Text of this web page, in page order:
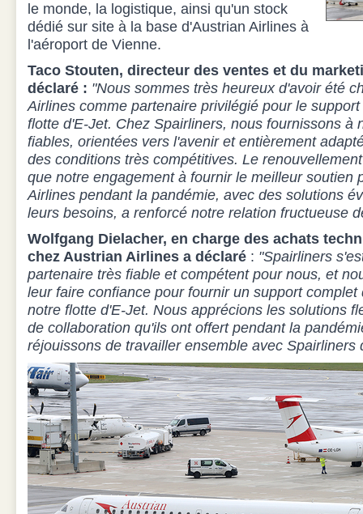
le monde, la logistique, ainsi qu'un stock
dédié sur site à la base d'Austrian Airlines à
l'aéroport de Vienne.
Taco Stouten, directeur des ventes et du
déclaré : "Nous sommes très heureux d'avoir été
Airlines comme partenaire privilégié pour le
flotte d'E-Jet. Chez Spairliners, nous fournissons à
fiables, orientées vers l'avenir et entièrement
des conditions très compétitives. Le
que notre engagement à fournir le meilleur soutien
Airlines pendant la pandémie, avec des solutions
leurs besoins, a renforcé notre relation fructueuse
Wolfgang Dielacher, en charge des achats
chez Austrian Airlines a déclaré : "Spairliners
partenaire très fiable et compétent pour nous, et
leur faire confiance pour fournir un support
notre flotte d'E-Jet. Nous apprécions les solutions
de collaboration qu'ils ont offert pendant la
réjouissons de travailler ensemble avec Spairliners